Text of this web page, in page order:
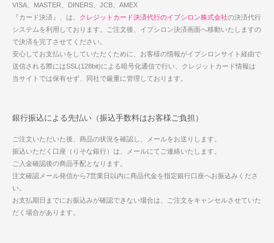
VISA、MASTER、DINERS、JCB、AMEX
『カード決済』、は、 クレジットカード決済代行のイプシロン株式会社の決済代行
システムを利用しております。ご注文後、イプシロン決済画面へ移動いたしますの
で決済を完了させてください。
安心してお支払いをしていただくために、お客様の情報がイプシロンサイト経由で
送信される際にはSSL(128bit)による暗号化通信で行い、クレジットカード情報は
当サイトでは保有せず、同社で厳重に管理しております。
銀行振込による先払い（振込手数料はお客様ご負担）
ご注文いただいた後、商品の状況を確認し、メールをお送りします。
振込いただく口座（りそな銀行）は、メールにてご連絡いたします。
ご入金確認後の商品手配となります。
注文確認メール発信から7営業日以内に商品代金を指定銀行口座へお振込みくださ
い。
お支払期日までにお振込みが確認できない場合は、ご注文をキャンセルさせていた
だく場合があります。